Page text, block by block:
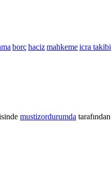
borçhacizmahkemeicra takibi
mustizordurumda tarafından